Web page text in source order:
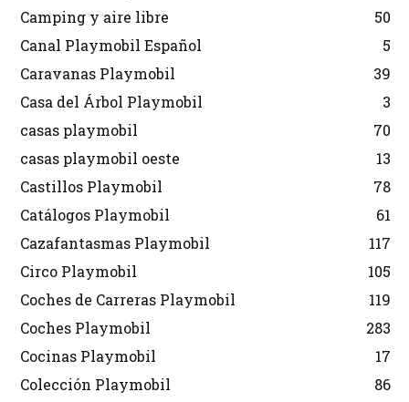
Camping y aire libre
50
Canal Playmobil Español
5
Caravanas Playmobil
39
Casa del Árbol Playmobil
3
casas playmobil
70
casas playmobil oeste
13
Castillos Playmobil
78
Catálogos Playmobil
61
Cazafantasmas Playmobil
117
Circo Playmobil
105
Coches de Carreras Playmobil
119
Coches Playmobil
283
Cocinas Playmobil
17
Colección Playmobil
86